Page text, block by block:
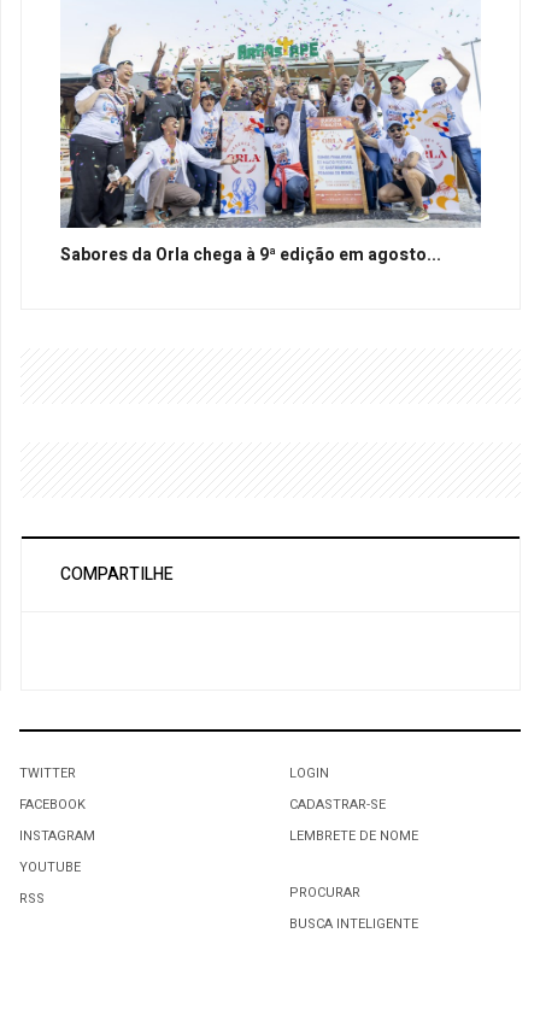
Sabores da Orla chega à 9ª edição em agosto...
COMPARTILHE
TWITTER
FACEBOOK
INSTAGRAM
YOUTUBE
RSS
LOGIN
CADASTRAR-SE
LEMBRETE DE NOME
PROCURAR
BUSCA INTELIGENTE